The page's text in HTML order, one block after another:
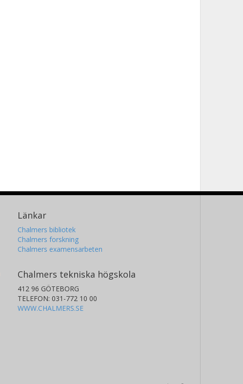
Länkar
Chalmers bibliotek
Chalmers forskning
Chalmers examensarbeten
Chalmers tekniska högskola
412 96 GÖTEBORG
TELEFON: 031-772 10 00
WWW.CHALMERS.SE